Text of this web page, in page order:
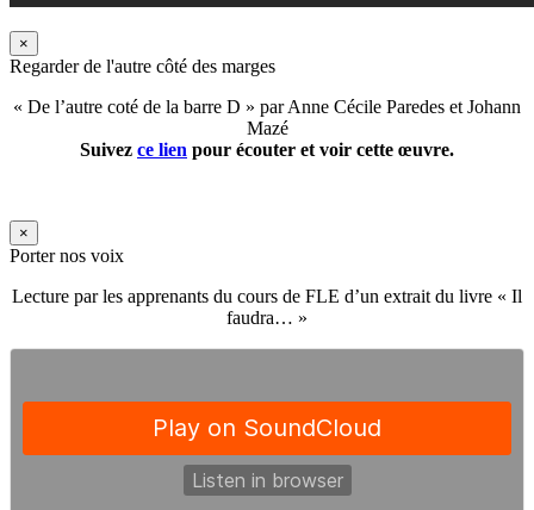
×
Regarder de l'autre côté des marges
« De l’autre coté de la barre D » par Anne Cécile Paredes et Johann
Mazé
Suivez ce lien pour écouter et voir cette œuvre.
×
Porter nos voix
Lecture par les apprenants du cours de FLE d’un extrait du livre « Il
faudra… »